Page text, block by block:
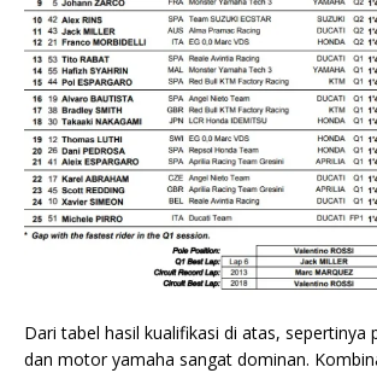
Dari tabel hasil kualifikasi di atas, sepertinya
dan motor yamaha sangat dominan.